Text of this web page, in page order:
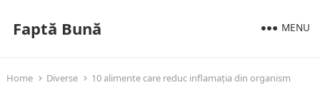
Faptă Bună MENU
Home Diverse 10 alimente care reduc inflamația din organism